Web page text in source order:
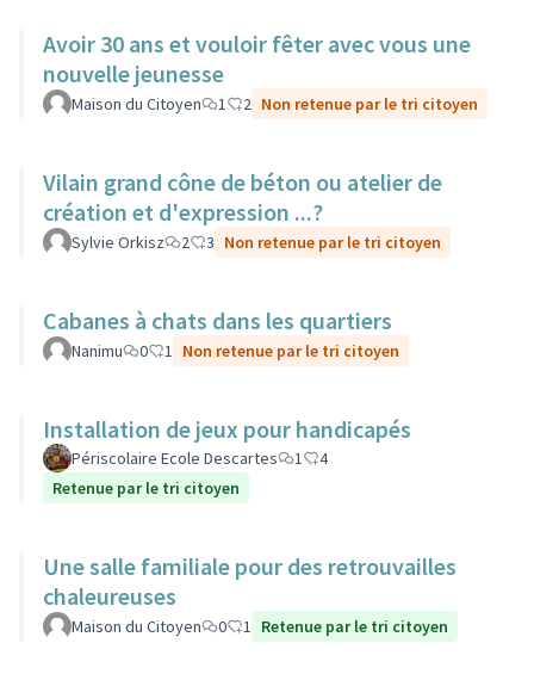
Avoir 30 ans et vouloir fêter avec vous une
nouvelle jeunesse
Maison du Citoyen 1 2 Non retenue par le tri citoyen
Vilain grand cône de béton ou atelier de
création et d'expression ...?
Sylvie Orkisz 2 3 Non retenue par le tri citoyen
Cabanes à chats dans les quartiers
Nanimu 0 1 Non retenue par le tri citoyen
Installation de jeux pour handicapés
Périscolaire Ecole Descartes 1
4
Retenue par le tri citoyen
Une salle familiale pour des retrouvailles
chaleureuses
Maison du Citoyen 0 1 Retenue par le tri citoyen